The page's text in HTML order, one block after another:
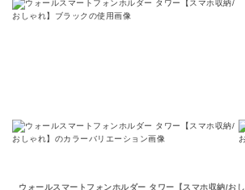
ウォールスマートフォンホルダー タワー【スマホ収納/おし